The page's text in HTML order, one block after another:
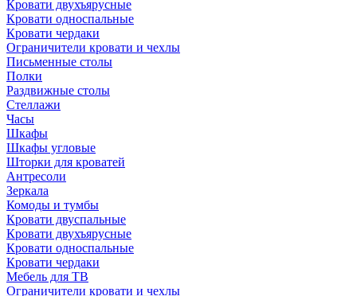
Кровати двухъярусные
Кровати односпальные
Кровати чердаки
Ограничители кровати и чехлы
Письменные столы
Полки
Раздвижные столы
Стеллажи
Часы
Шкафы
Шкафы угловые
Шторки для кроватей
Антресоли
Зеркала
Комоды и тумбы
Кровати двуспальные
Кровати двухъярусные
Кровати односпальные
Кровати чердаки
Мебель для ТВ
Ограничители кровати и чехлы